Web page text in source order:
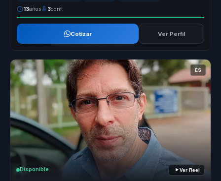
13años 3conf.
Cotizar Ver Perfil
ES
Disponible Ver Reel